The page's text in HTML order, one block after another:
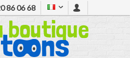
86 06 68